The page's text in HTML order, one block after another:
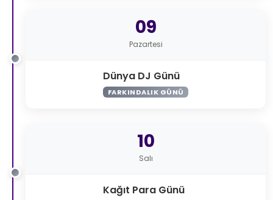
09
Pazartesi
Dünya DJ Günü
FARKINDALIK GÜNÜ
10
Salı
Kağıt Para Günü